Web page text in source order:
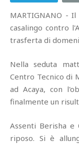
MARTIGNANO -
casalingo contro
trasferta di
Nella seduta
Centro Tecnico di
ad Acaya, con
finalmente un
Assenti Berisha e
riposo. Si è